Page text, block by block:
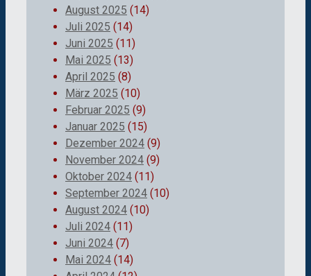
August 2025 (14)
Juli 2025 (14)
Juni 2025 (11)
Mai 2025 (13)
April 2025 (8)
März 2025 (10)
Februar 2025 (9)
Januar 2025 (15)
Dezember 2024 (9)
November 2024 (9)
Oktober 2024 (11)
September 2024 (10)
August 2024 (10)
Juli 2024 (11)
Juni 2024 (7)
Mai 2024 (14)